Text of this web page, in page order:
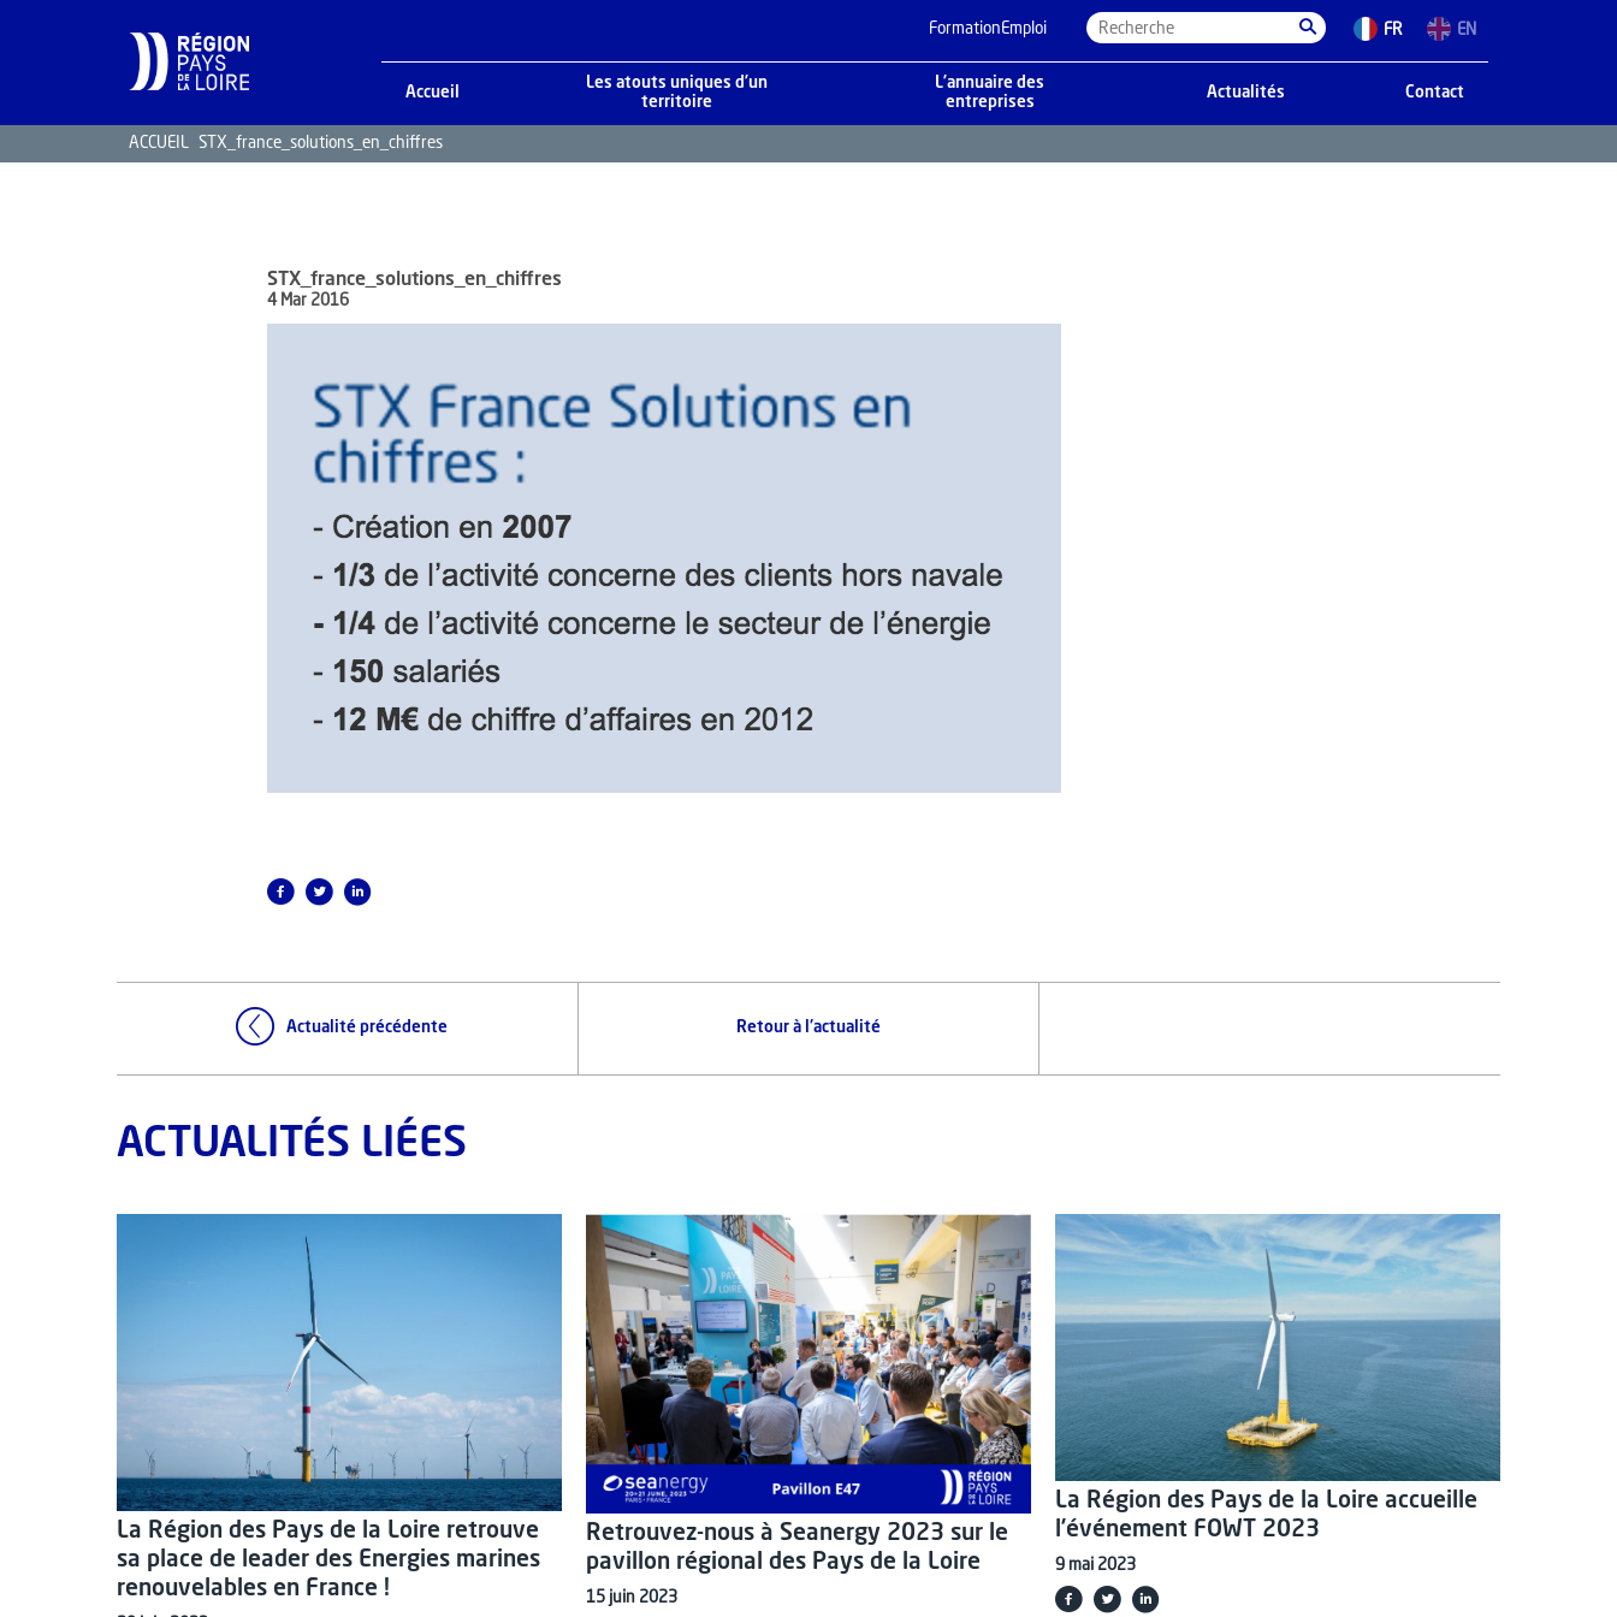
FormationEmploi FR EN
Accueil
Les atouts uniques d’un
territoire
L’annuaire des
entreprises
Actualités Contact
ACCUEIL STX_france_solutions_en_chiffres
STX_france_solutions_en_chiffres
4 Mar 2016
Actualité précédente Retour à l'actualité
ACTUALITÉS LIÉES
La Région des Pays de la Loire retrouve
sa place de leader des Energies marines
renouvelables en France !
Retrouvez-nous à Seanergy 2023 sur le
pavillon régional des Pays de la Loire
15 juin 2023
La Région des Pays de la Loire accueille
l’événement FOWT 2023
9 mai 2023